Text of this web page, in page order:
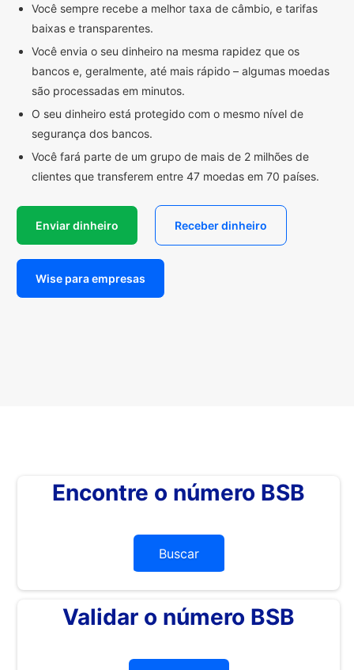
Você sempre recebe a melhor taxa de câmbio, e tarifas
baixas e transparentes.
Você envia o seu dinheiro na mesma rapidez que os
bancos e, geralmente, até mais rápido – algumas moedas
são processadas em minutos.
O seu dinheiro está protegido com o mesmo nível de
segurança dos bancos.
Você fará parte de um grupo de mais de 2 milhões de
clientes que transferem entre 47 moedas em 70 países.
Enviar dinheiro Receber dinheiro
Wise para empresas
Encontre o número BSB
Buscar
Validar o número BSB